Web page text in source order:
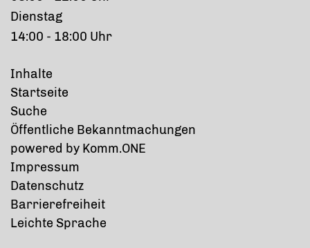
Dienstag
14:00 - 18:00 Uhr
Inhalte
Startseite
Suche
Öffentliche Bekanntmachungen
powered by Komm.ONE
Impressum
Datenschutz
Barrierefreiheit
Leichte Sprache